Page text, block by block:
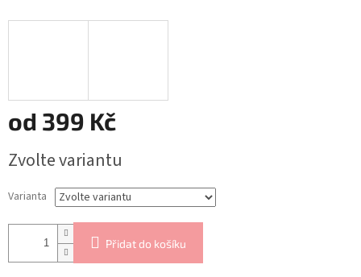
od 399 Kč
cena:
Zvolte variantu
Varianta
Přidat do košíku